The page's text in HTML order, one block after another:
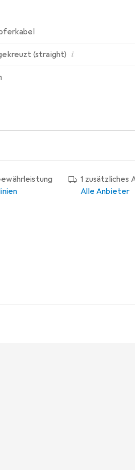
(straight) i
1 zusätzliches
Alle Anbieter